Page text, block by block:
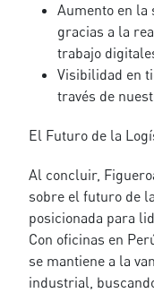
Aumento en la
gracias a la
trabajo
Visibilidad en
través de
El Futuro de la
Al concluir,
sobre el futuro de
posicionada para
Con oficinas en
se mantiene a la
industrial,